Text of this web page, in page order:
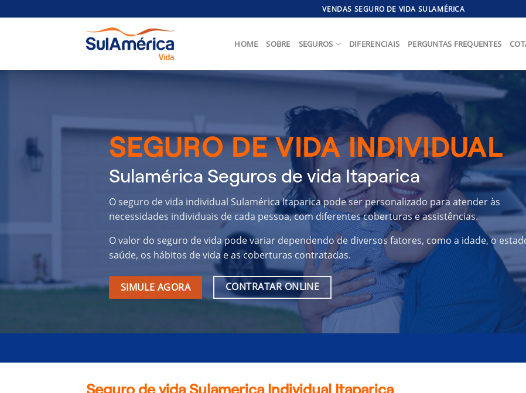
to
VENDAS SEGURO DE VIDA SULAMÉRICA
HOME SOBRE SEGUROS DIFERENCIAIS PERGUNTAS FREQUENTES
SEGURO DE VIDA INDIVIDUAL
Sulamérica Seguros de vida Itaparica
O seguro de vida individual Sulamérica Itaparica pode ser personalizado para atender às
necessidades individuais de cada pessoa, com diferentes coberturas e assistências.
O valor do seguro de vida pode variar dependendo de diversos fatores, como a idade, o
saúde, os hábitos de vida e as coberturas contratadas.
SIMULE AGORA CONTRATAR ONLINE
Seguro de vida Sulamerica Individual Itaparica